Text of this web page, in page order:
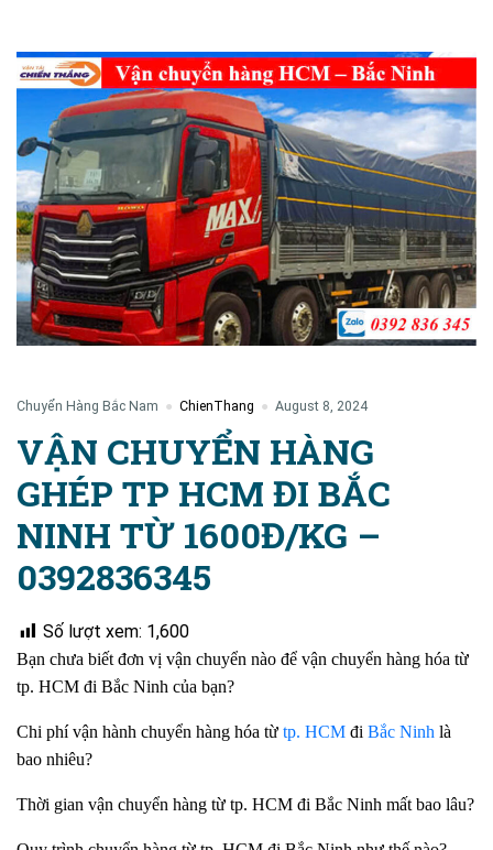
Chuyển Hàng Bắc Nam ChienThang August 8, 2024
VẬN CHUYỂN HÀNG
GHÉP TP HCM ĐI BẮC
NINH TỪ 1600Đ/KG –
0392836345
Số lượt xem: 1,600
Bạn chưa biết đơn vị vận chuyển nào để vận chuyển hàng hóa từ
tp. HCM đi Bắc Ninh của bạn?
Chi phí vận hành chuyển hàng hóa từ tp. HCM đi Bắc Ninh là
bao nhiêu?
Thời gian vận chuyển hàng từ tp. HCM đi Bắc Ninh mất bao lâu?